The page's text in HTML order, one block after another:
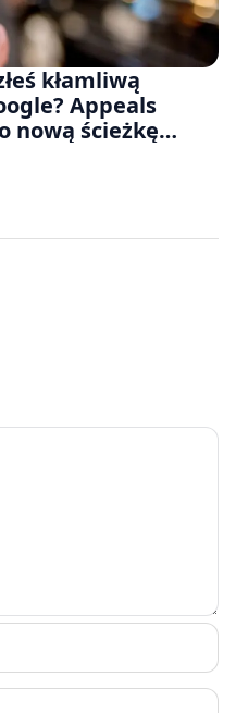
kłamliwą
Appeals
nową ścieżkę